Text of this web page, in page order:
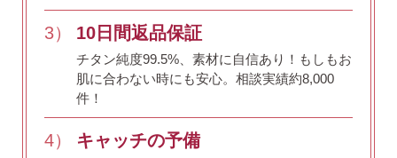
SNS 時々更新中です。
3） 10日間返品保証
チタン純度99.5%、素材に自信あり！ もしもお
肌に合わない時にも安心。相談実績約8,000
件！
4） キャッチの予備